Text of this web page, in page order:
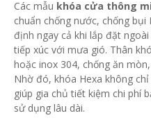
Các mẫu khóa cửa thông
chuẩn chống nước, chống
định ngay cả khi lắp đặt
tiếp xúc với mưa gió. Thân
hoặc inox 304, chống ăn
Nhờ đó, khóa Hexa không
giúp gia chủ tiết kiệm chi phí
sử dụng lâu dài.